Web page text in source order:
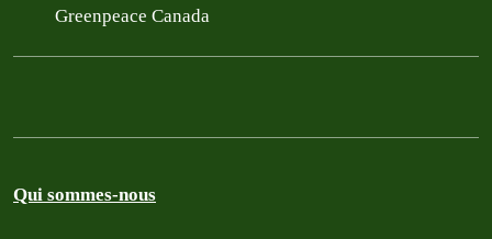
Greenpeace Canada
Qui sommes-nous